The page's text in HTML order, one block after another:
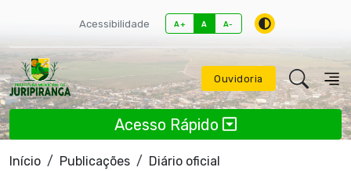
Acessibilidade A+ A A-
Ouvidoria
Acesso Rápido
Início Publicações
Diário oficial